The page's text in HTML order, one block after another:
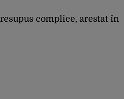
complice, arestat în